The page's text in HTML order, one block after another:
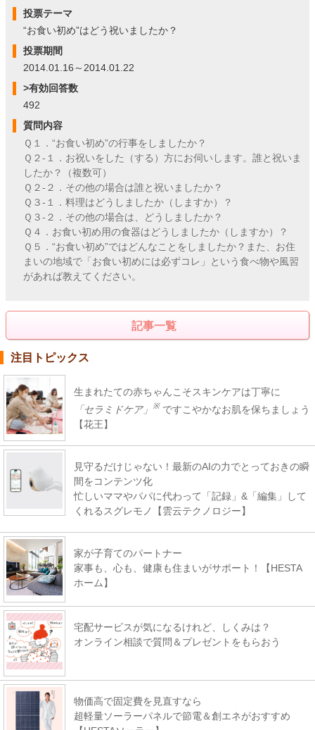
投票テーマ
“お食い初め”はどう祝いましたか？
投票期間
2014.01.16～2014.01.22
>有効回答数
492
質問内容
Ｑ１．“お食い初め”の行事をしましたか？
Ｑ２-１．お祝いをした（する）方にお伺いします。誰と祝いま
したか？（複数可）
Ｑ２-２．その他の場合は誰と祝いましたか？
Ｑ３-１．料理はどうしましたか（しますか）？
Ｑ３-２．その他の場合は、どうしましたか？
Ｑ４．お食い初め用の食器はどうしましたか（しますか）？
Ｑ５．“お食い初め”ではどんなことをしましたか？また、お住
まいの地域で「お食い初めには必ずコレ」という食べ物や風習
があれば教えてください。
記事一覧
注目トピックス
生まれたての赤ちゃんこそスキンケアは丁寧に
「セラミドケア」
※ ですこやかなお肌を保ちましょう
【花王】
見守るだけじゃない！最新のAIの力でとっておきの瞬
間をコンテンツ化
忙しいママやパパに代わって「記録」&「編集」して
くれるスグレモノ【雲云テクノロジー】
家が子育てのパートナー
家事も、心も、健康も住まいがサポート！【HESTA
ホーム】
宅配サービスが気になるけれど、しくみは？
オンライン相談で質問＆プレゼントをもらおう
物価高で固定費を見直すなら
超軽量ソーラーパネルで節電＆創エネがおすすめ